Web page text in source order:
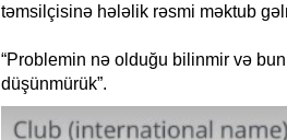
təmsilçisinə hələlik rəsmi məktub
“Problemin nə olduğu bilinmir və
düşünmürük”.